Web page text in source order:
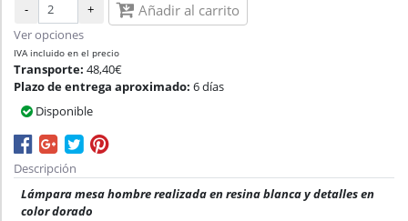
- + Añadir al carrito
Ver opciones
IVA incluido en el precio
Transporte: 48,40€
Plazo de entrega aproximado: 6 días
Disponible
Descripción
Lámpara mesa hombre realizada en resina blanca y detalles en
color dorado